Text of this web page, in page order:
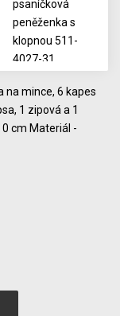
na mince, 6 kapes
1 zipová a 1
cm Materiál -